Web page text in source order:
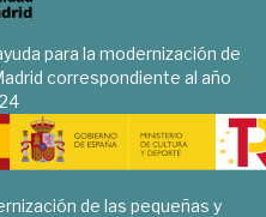
para la modernización de
correspondiente al año
de las pequeñas y